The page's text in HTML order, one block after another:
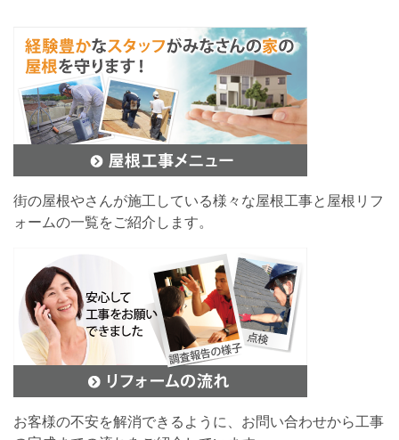
街の屋根やさんが施工している様々な屋根工事と屋根リフ
ォームの一覧をご紹介します。
お客様の不安を解消できるように、お問い合わせから工事